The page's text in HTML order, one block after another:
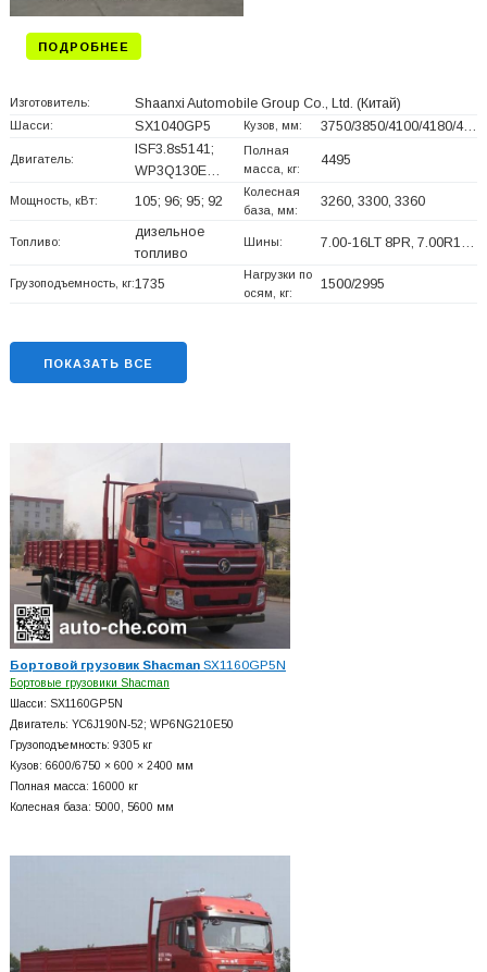
ПОДРОБНЕЕ
Изготовитель: Shaanxi Automobile Group Co., Ltd. (Китай)
Шасси: SX1040GP5 Кузов, мм: 3750/3850/4100/4180/4…
Двигатель:
ISF3.8s5141;
WP3Q130E…
Полная
масса, кг:
4495
Мощность, кВт: 105; 96; 95; 92
Колесная
база, мм:
3260, 3300, 3360
Топливо:
дизельное
топливо
Шины: 7.00-16LT 8PR, 7.00R1…
Грузоподъемность, кг:1735
Нагрузки по
осям, кг:
1500/2995
ПОКАЗАТЬ ВСЕ
Бортовой грузовик ShacmanSX1160GP5N
Бортовые грузовики Shacman
Шасси: SX1160GP5N
Двигатель: YC6J190N-52; WP6NG210E50
Грузоподъемность: 9305 кг
Кузов: 6600/6750 × 600 × 2400 мм
Полная масса: 16000 кг
Колесная база: 5000, 5600 мм